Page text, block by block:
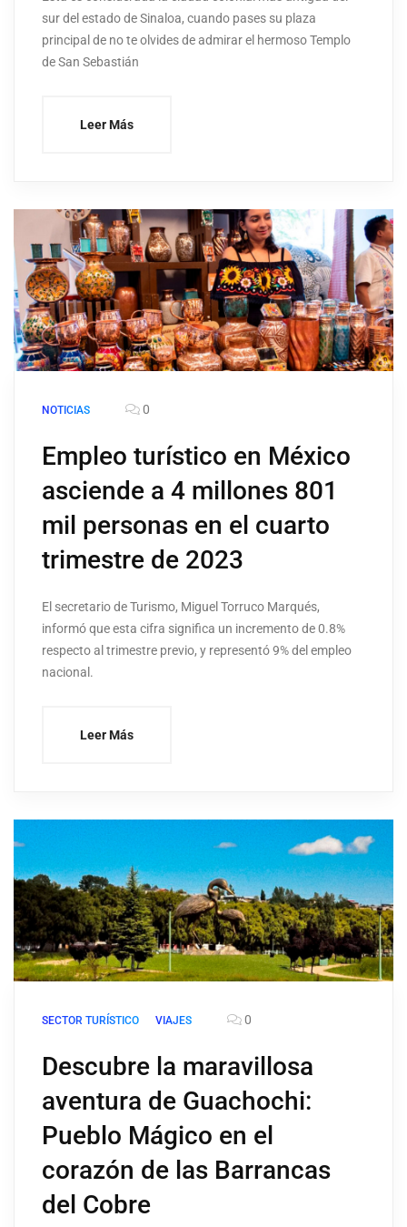
sur del estado de Sinaloa, cuando pases su plaza
principal de no te olvides de admirar el hermoso Templo
de San Sebastián
Leer Más
NOTICIAS 0
Empleo turístico en México
asciende a 4 millones 801
mil personas en el cuarto
trimestre de 2023
El secretario de Turismo, Miguel Torruco Marqués,
informó que esta cifra significa un incremento de 0.8%
respecto al trimestre previo, y representó 9% del empleo
nacional.
Leer Más
SECTOR TURÍSTICO VIAJES 0
Descubre la maravillosa
aventura de Guachochi:
Pueblo Mágico en el
corazón de las Barrancas
del Cobre